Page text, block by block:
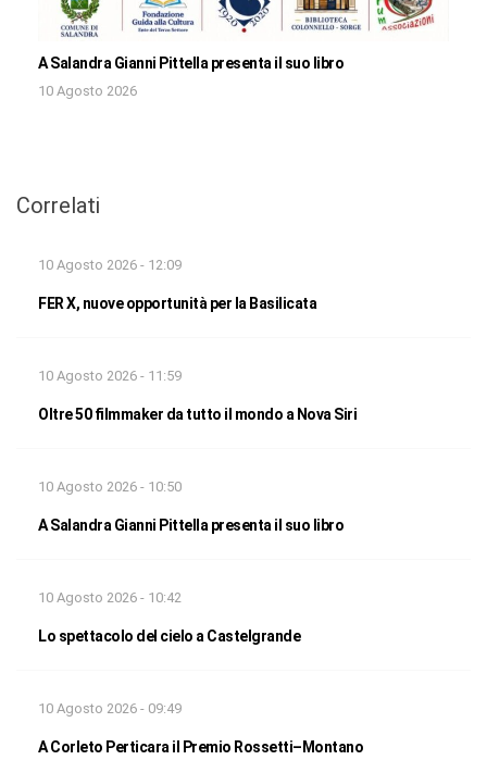
A Salandra Gianni Pittella presenta il suo libro
10 Agosto 2026
Correlati
10 Agosto 2026 - 12:09
FER X, nuove opportunità per la Basilicata
10 Agosto 2026 - 11:59
Oltre 50 filmmaker da tutto il mondo a Nova Siri
10 Agosto 2026 - 10:50
A Salandra Gianni Pittella presenta il suo libro
10 Agosto 2026 - 10:42
Lo spettacolo del cielo a Castelgrande
10 Agosto 2026 - 09:49
A Corleto Perticara il Premio Rossetti–Montano